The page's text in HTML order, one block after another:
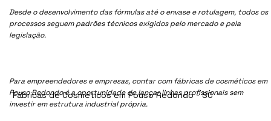
Desde o desenvolvimento das fórmulas até o envase e rotulagem, todos os
processos seguem padrões técnicos exigidos pelo mercado e pela
legislação.
Para empreendedores e empresas, contar com fábricas de cosméticos em
Pouso Redondo é a oportunidade de lançar linhas profissionais sem
investir em estrutura industrial própria.
Fábricas de Cosméticos em Pouso Redondo - SC